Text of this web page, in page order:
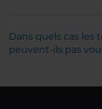
Dans quels cas les
peuvent-ils pas